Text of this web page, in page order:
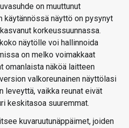
on muuttunut
käytännössä näyttö on pysynyt
korkeussuunnassa.
näytölle voi hallinnoida
on melko voimakkaat
omanlaista näköä laitteen
valkoreunainen näyttölasi
leveyttä, vaikka reunat eivät
keskitasoa suuremmat.
kuvaruutunäppäimet, joiden